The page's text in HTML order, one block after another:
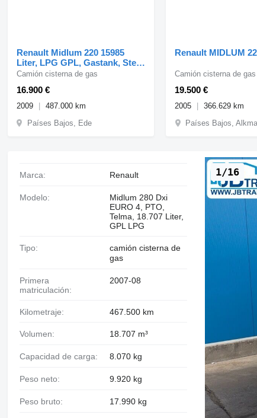
Renault Midlum 220 15985
Liter, LPG GPL, Gastank, Steel
suspension
16.900 €
Camión cisterna de gas
2009
487.000 km
Países Bajos, Ede
Renault MIDLUM
19.500 €
Camión cisterna de gas
2005
366.629 km
Países Bajos,
1/16
Marca: Renault
Modelo:
Midlum 280 Dxi
EURO 4, PTO,
Telma, 18.707 Liter,
GPL LPG
Tipo:
camión cisterna de
gas
Primera
matriculación:
2007-08
Kilometraje: 467.500 km
Volumen: 18.707 m³
Capacidad de carga: 8.070 kg
Peso neto: 9.920 kg
Peso bruto: 17.990 kg